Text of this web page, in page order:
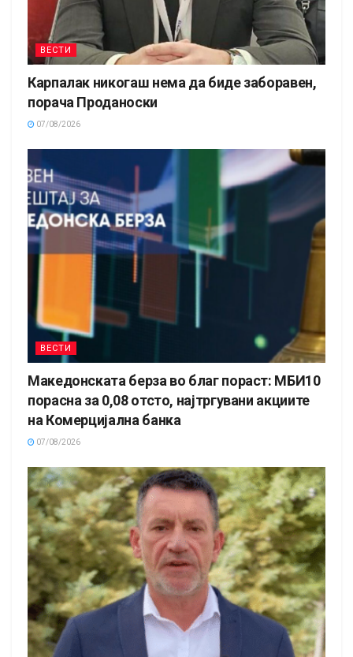
ВЕСТИ
Карпалак никогаш нема да биде заборавен,
порача Проданоски
07/08/2026
ВЕСТИ
Македонската берза во благ пораст: МБИ10
порасна за 0,08 отсто, најтргувани акциите
на Комерцијална банка
07/08/2026